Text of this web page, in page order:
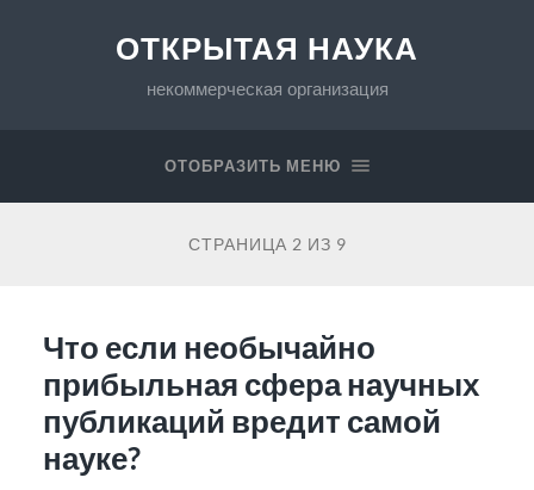
ОТКРЫТАЯ НАУКА
некоммерческая организация
ОТОБРАЗИТЬ МЕНЮ
СТРАНИЦА 2 ИЗ 9
Что если необычайно
прибыльная сфера научных
публикаций вредит самой
науке?